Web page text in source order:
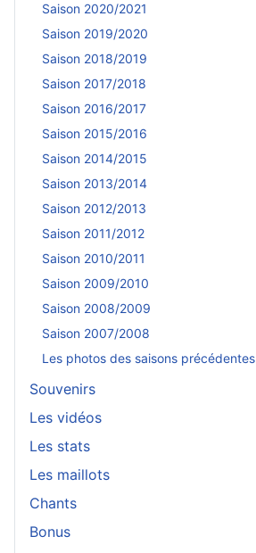
Saison 2020/2021
Saison 2019/2020
Saison 2018/2019
Saison 2017/2018
Saison 2016/2017
Saison 2015/2016
Saison 2014/2015
Saison 2013/2014
Saison 2012/2013
Saison 2011/2012
Saison 2010/2011
Saison 2009/2010
Saison 2008/2009
Saison 2007/2008
Les photos des saisons précédentes
Souvenirs
Les vidéos
Les stats
Les maillots
Chants
Bonus